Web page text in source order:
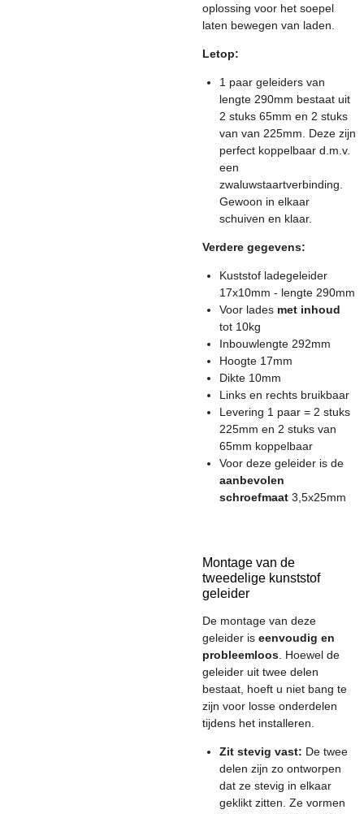
oplossing voor het soepel
laten bewegen van laden.
Letop:
1 paar geleiders van
lengte 290mm bestaat uit
2 stuks 65mm en 2 stuks
van van 225mm. Deze zijn
perfect koppelbaar d.m.v.
een
zwaluwstaartverbinding.
Gewoon in elkaar
schuiven en klaar.
Verdere gegevens:
Kuststof ladegeleider
17x10mm - lengte 290mm
Voor lades met inhoud
tot 10kg
Inbouwlengte 292mm
Hoogte 17mm
Dikte 10mm
Links en rechts bruikbaar
Levering 1 paar = 2 stuks
225mm en 2 stuks van
65mm koppelbaar
Voor deze geleider is de
aanbevolen
schroefmaat 3,5x25mm
Montage van de
tweedelige kunststof
geleider
De montage van deze
geleider is eenvoudig en
probleemloos . Hoewel de
geleider uit twee delen
bestaat, hoeft u niet bang te
zijn voor losse onderdelen
tijdens het installeren.
Zit stevig vast: De twee
delen zijn zo ontworpen
dat ze stevig in elkaar
geklikt zitten. Ze vormen